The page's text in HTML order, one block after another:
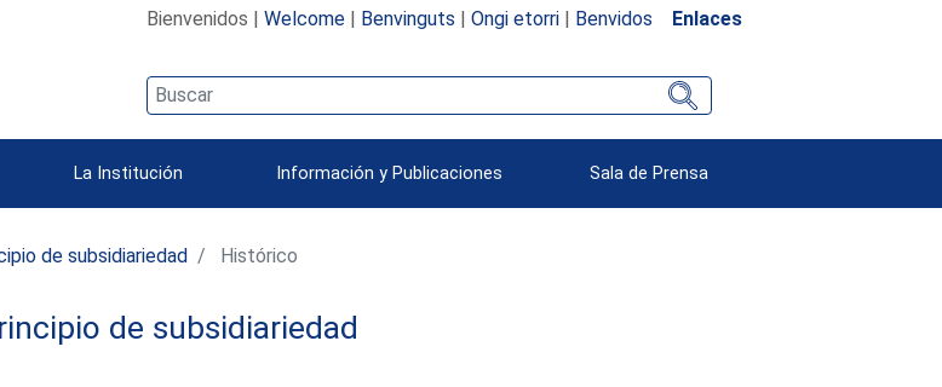
Bienvenidos | Welcome| Benvinguts | Ongi etorri| Benvidos Enlaces
La Institución Información y Publicaciones Sala de Prensa
de subsidiariedad Histórico
de subsidiariedad